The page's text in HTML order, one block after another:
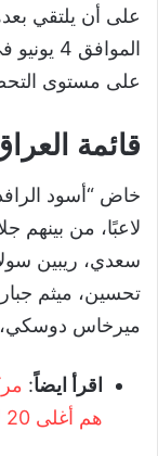
على أن يلتقي
على مستوى
قائمة
لاعبًا، من
سعدي، ريبين
تحسين، ميثم
ميرخاس دوسكي،
اقرأ ايضاً:
هم أغلى 20 لاعباً في منتخب العراق حالياً؟